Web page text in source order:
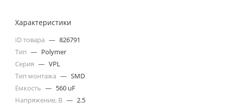
Характеристики
ID товара — 826791
Тип — Polymer
Серия — VPL
Тип монтажа — SMD
Емкость — 560 uF
Напряжение, В — 2.5